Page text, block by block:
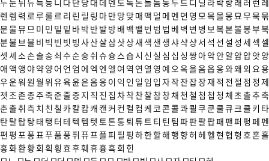
렌 렘 력 로 루룰 르 리 린 릴 링 마만망맞매 맥 멀 메 멘 면 명 모 목몰몽 묘 무묵묶
문물뮤 므 미 민 밀 밑 바박반발방배 백 밸 번 범 법 베 벽 변 병 보 복본볼봉부북
분불 브 블 비 빅 빈 빗 빙 사산살삼삿상새 색 샌 생샤샥샹서 석 선 설 성 세 섹 셀
셋셰 소손솔송쇠 수순숭쉬 슈슝 스습 시 신 실 심 십 싱 쌍아악안알암압앗앙
애 액 앵 야약양어 언 엄 에 엑 엔 엘 여 역 연 열 영 예 오 옥올옴옵옹와왜 외 요 용
우운워 원 월 위 유육윤은음응 이 익 인 일 임 입 자작잔잡장재 적 전 절 점 정 제
젯 조존종주죽준줄중 지 직 진 집 차착찬찰참창채 천 철 첨 첩 청 체 초촐추축
춘출취 측 치 친 칠 카칼캄캐 캔 커 컨 컬 컴 케 코 콘콜콰쾰 쿠쿤쿨큐 크 클 키 타
탄탈탑탕태 탱 터 테 텍 템 텟 토 톤통퇴 튜 트 티 틴 팀 파판팔팝패팬퍼 펑 페펜
편 평 포 퐁 표 푸품풍퓌 퓨 프 플피 필 핑 하한할해행향허 헤헬현 협 형 호혼홀
홍화환황회 획 횡 효후훼휴흉흑희 힌